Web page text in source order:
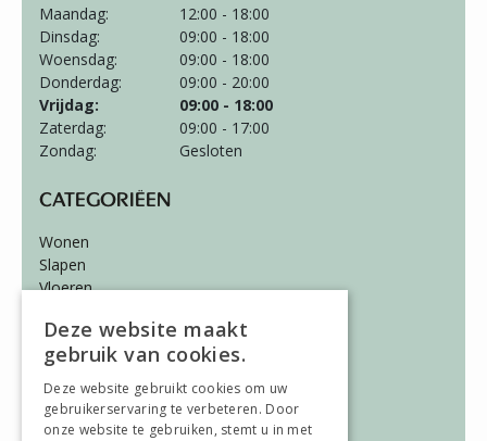
Maandag:
12:00 - 18:00
Dinsdag:
09:00 - 18:00
Woensdag:
09:00 - 18:00
Donderdag:
09:00 - 20:00
Vrijdag:
09:00 - 18:00
Zaterdag:
09:00 - 17:00
Zondag:
Gesloten
CATEGORIËEN
Wonen
Slapen
Vloeren
ALGEMEEN
Vacatures
Wooninspiratie
Deze website maakt
gebruik van cookies.
Deze website gebruikt cookies om uw
gebruikerservaring te verbeteren. Door
onze website te gebruiken, stemt u in met